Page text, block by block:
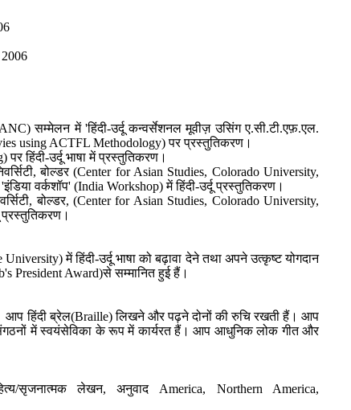
सम्मेलन में 'हिंदी-उर्दू कन्वर्सेशनल मूवीज़ उसिंग ए.सी.टी.एफ़.एल.
using ACTFL Methodology) पर प्रस्तुतिकरण।
हिंदी-उर्दू भाषा में प्रस्तुतिकरण।
बोल्डर (Center for Asian Studies, Colorado University,
वर्कशॉप' (India Workshop) में हिंदी-उर्दू प्रस्तुतिकरण।
बोल्डर, (Center for Asian Studies, Colorado University,
प्रस्तुतिकरण।
में हिंदी-उर्दू भाषा को बढ़ावा देने तथा अपने उत्कृष्ट योगदान
President Award)से सम्मानित हुई हैं।
हिंदी ब्रेल(Braille) लिखने और पढ़ने दोनों की रुचि रखती हैं। आप
संगठनों में स्वयंसेविका के रूप में कार्यरत हैं। आप आधुनिक लोक गीत और
सृजनात्मक लेखन, अनुवाद America, Northern America,